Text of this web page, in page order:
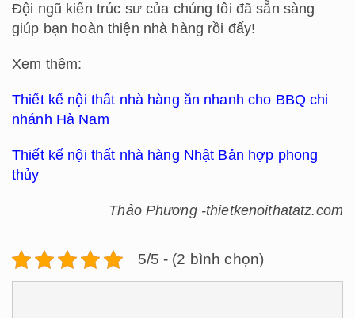
Đội ngũ kiến trúc sư của chúng tôi đã sẵn sàng
giúp bạn hoàn thiện nhà hàng rồi đấy!
Xem thêm:
Thiết kế nội thất nhà hàng ăn nhanh cho BBQ chi
nhánh Hà Nam
Thiết kế nội thất nhà hàng Nhật Bản hợp phong
thủy
Thảo Phương -thietkenoithatatz.com
5/5 - (2 bình chọn)